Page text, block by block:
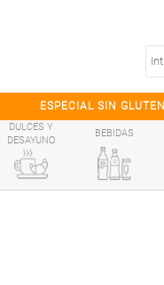
ESPECIAL SIN GLUTEN
DULCES Y
DESAYUNO
BEBIDAS